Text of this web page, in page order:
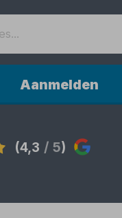
Aanmelden
(4,3 / 5)